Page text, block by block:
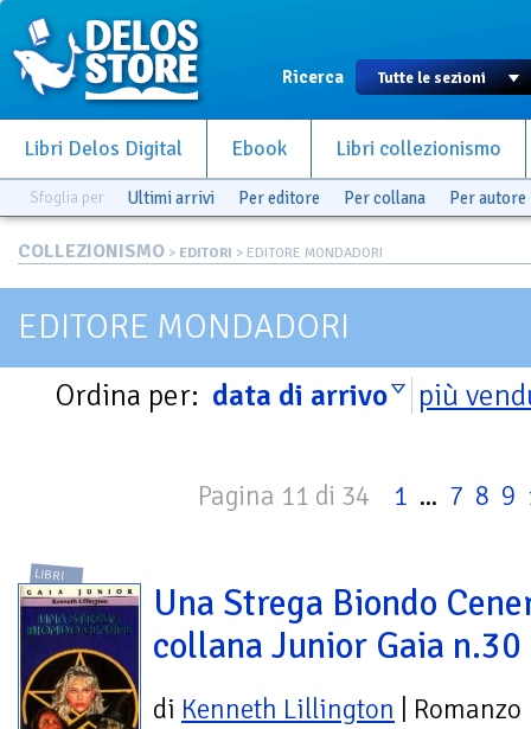
Ricerca
Libri Delos Digital Ebook Libri collezionismo
Sfoglia per Ultimi arrivi Per editore Per collana Per autore
COLLEZIONISMO > EDITORI > EDITORE MONDADORI
EDITORE MONDADORI
Ordina per: data di arrivo più
Pagina 11 di 34 1 ... 7 8 9
LIBRI
Una Strega Biondo
collana Junior Gaia n.30
di Kenneth Lillington | Romanzo